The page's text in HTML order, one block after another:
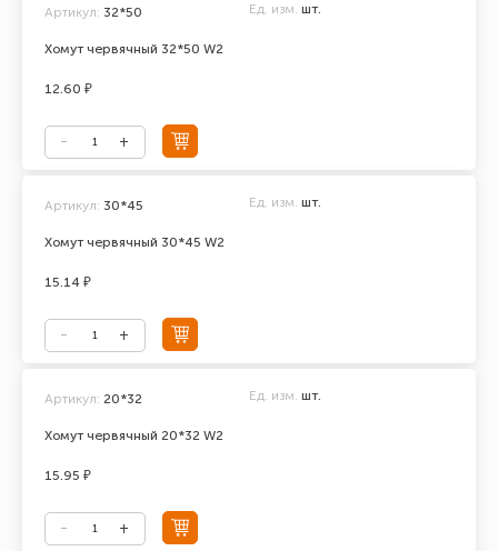
Хомут червячный 32*50 W2
Артикул: 32*50 Ед. изм. шт.
12.60 ₽
Хомут червячный 30*45 W2
Артикул: 30*45 Ед. изм. шт.
15.14 ₽
Хомут червячный 20*32 W2
Артикул: 20*32 Ед. изм. шт.
15.95 ₽